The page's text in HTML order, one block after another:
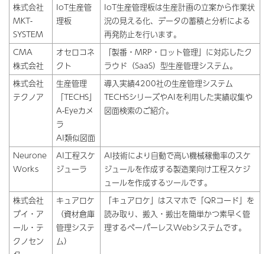
株式会社
MKT-
SYSTEM
IoT生産管
理板
IoT生産管理板は生産計画の立案から作業状
況の見える化、データの蓄積と分析による
再発防止を行います。
CMA
株式会社
オセロコネ
クト
「製番・MRP・ロット管理」に対応したク
ラウド（SaaS）型生産管理システム。
株式会社
テクノア
生産管理
「TECHS」
A-Eyeカメ
ラ
AI類似図面
導入実績4200社の生産管理システム
TECHSシリーズやAIを利用した実績収集や
図面検索のご紹介。
Neurone
Works
AI工程スケ
ジューラ
AI技術により自動で高い機械稼働率のスケ
ジュールを作成する製造業向け工程スケジ
ュールを作成するツールです。
株式会社
ブイ・ア
ール・テ
クノセン
キュアロケ
（資材倉庫
管理システ
ム）
「キュアロケ」はスマホで「QRコード」を
読み取り、搬入・搬出を簡単かつ素早く管
理するペーパーレスWebシステムです。